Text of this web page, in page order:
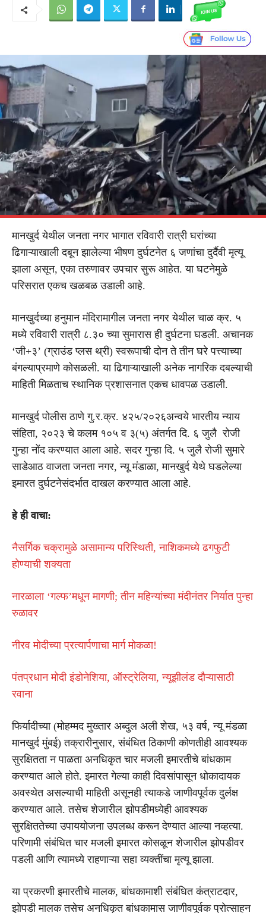
मानखुर्द येथील जनता नगर भागात रविवारी रात्री घरांच्या
ढिगाऱ्याखाली दबून झालेल्या भीषण दुर्घटनेत ६ जणांचा दुर्दैवी मृत्यू
झाला असून, एका तरुणावर उपचार सुरू आहेत. या घटनेमुळे
परिसरात एकच खळबळ उडाली आहे.
मानखुर्दच्या हनुमान मंदिरामागील जनता नगर येथील चाळ क्र. ५
मध्ये रविवारी रात्री ८.३० च्या सुमारास ही दुर्घटना घडली. अचानक
‘जी+३’ (ग्राउंड प्लस थ्री) स्वरूपाची दोन ते तीन घरे पत्त्याच्या
बंगल्याप्रमाणे कोसळली. या ढिगाऱ्याखाली अनेक नागरिक दबल्याची
माहिती मिळताच स्थानिक प्रशासनात एकच धावपळ उडाली.
मानखुर्द पोलीस ठाणे गु.र.क्र. ४२५/२०२६अन्वये भारतीय न्याय
संहिता, २०२३ चे कलम १०५ व ३(५) अंतर्गत दि. ६ जुलै रोजी
गुन्हा नोंद करण्यात आला आहे. सदर गुन्हा दि. ५ जुलै रोजी सुमारे
साडेआठ वाजता जनता नगर, न्यू मंडाळा, मानखुर्द येथे घडलेल्या
इमारत दुर्घटनेसंदर्भात दाखल करण्यात आला आहे.
हे ही वाचा:
नैसर्गिक चक्रामुळे असामान्य परिस्थिती, नाशिकमध्ये ढगफुटी
होण्याची शक्यता
नारळाला ‘गल्फ’मधून मागणी; तीन महिन्यांच्या मंदीनंतर निर्यात पुन्हा
रुळावर
नीरव मोदीच्या प्रत्यार्पणाचा मार्ग मोकळा!
पंतप्रधान मोदी इंडोनेशिया, ऑस्ट्रेलिया, न्यूझीलंड दौऱ्यासाठी
रवाना
फिर्यादीच्या (मोहम्मद मुख्तार अब्दुल अली शेख, ५३ वर्ष, न्यू मंडळा
मानखुर्द मुंबई) तक्रारीनुसार, संबंधित ठिकाणी कोणतीही आवश्यक
सुरक्षितता न पाळता अनधिकृत चार मजली इमारतीचे बांधकाम
करण्यात आले होते. इमारत गेल्या काही दिवसांपासून धोकादायक
अवस्थेत असल्याची माहिती असूनही त्याकडे जाणीवपूर्वक दुर्लक्ष
करण्यात आले. तसेच शेजारील झोपडीमध्येही आवश्यक
सुरक्षिततेच्या उपाययोजना उपलब्ध करून देण्यात आल्या नव्हत्या.
परिणामी संबंधित चार मजली इमारत कोसळून शेजारील झोपडीवर
पडली आणि त्यामध्ये राहणाऱ्या सहा व्यक्तींचा मृत्यू झाला.
या प्रकरणी इमारतीचे मालक, बांधकामाशी संबंधित कंत्राटदार,
झोपडी मालक तसेच अनधिकृत बांधकामास जाणीवपूर्वक प्रोत्साहन